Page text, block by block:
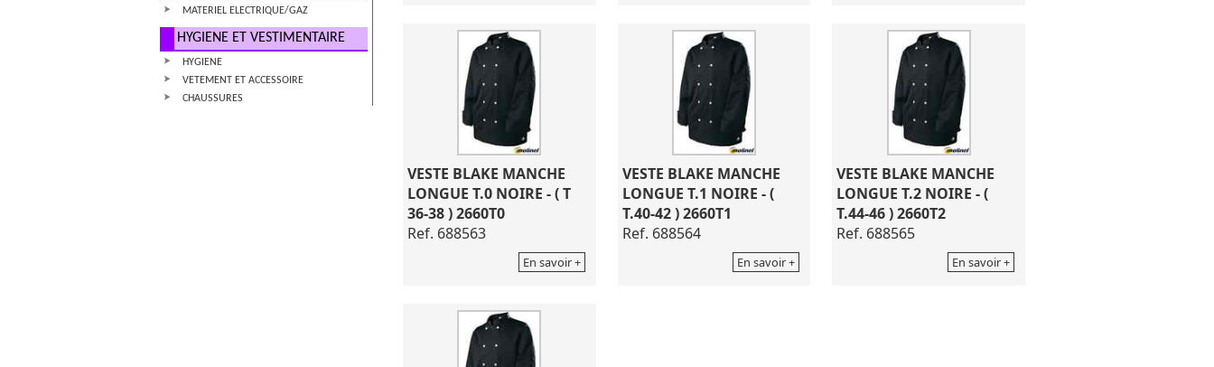
MATERIEL ELECTRIQUE/GAZ
HYGIENE ET VESTIMENTAIRE
HYGIENE
VETEMENT ET ACCESSOIRE
CHAUSSURES
VESTE BLAKE MANCHE
LONGUE T.0 NOIRE - ( T
36-38 ) 2660T0
Ref. 688563
En savoir +
VESTE BLAKE MANCHE
LONGUE T.1 NOIRE - (
T.40-42 ) 2660T1
Ref. 688564
En savoir +
VESTE BLAKE MANCHE
LONGUE T.2 NOIRE - (
T.44-46 ) 2660T2
Ref. 688565
En savoir +